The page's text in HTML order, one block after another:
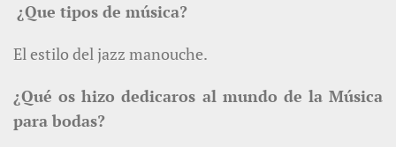
¿Que tipos de música?
El estilo del jazz manouche.
¿Qué os hizo dedicaros al mundo de la Música
para bodas?